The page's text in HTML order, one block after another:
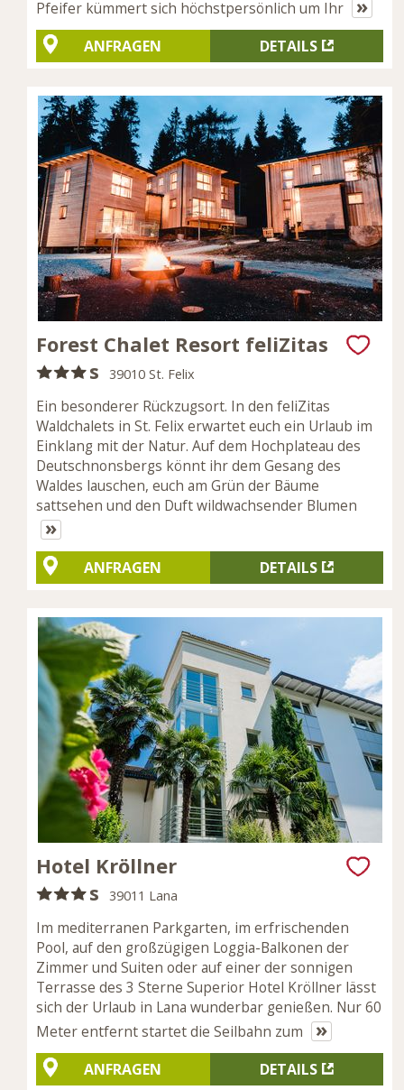
Pfeifer kümmert sich höchstpersönlich um Ihr »
DETAILS
ANFRAGEN
Forest Chalet Resort feliZitas
s
39010 St. Felix
Ein besonderer Rückzugsort. In den feliZitas
Waldchalets in St. Felix erwartet euch ein Urlaub im
Einklang mit der Natur. Auf dem Hochplateau des
Deutschnonsbergs könnt ihr dem Gesang des
Waldes lauschen, euch am Grün der Bäume
sattsehen und den Duft wildwachsender Blumen
»
DETAILS
ANFRAGEN
Hotel Kröllner
s
39011 Lana
Im mediterranen Parkgarten, im erfrischenden
Pool, auf den großzügigen Loggia-Balkonen der
Zimmer und Suiten oder auf einer der sonnigen
Terrasse des 3 Sterne Superior Hotel Kröllner lässt
sich der Urlaub in Lana wunderbar genießen. Nur 60
Meter entfernt startet die Seilbahn zum
»
DETAILS
ANFRAGEN